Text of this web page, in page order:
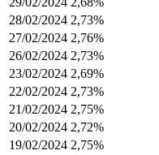
28/02/2024 2,73%
27/02/2024 2,76%
26/02/2024 2,73%
23/02/2024 2,69%
22/02/2024 2,73%
21/02/2024 2,75%
20/02/2024 2,72%
19/02/2024 2,75%